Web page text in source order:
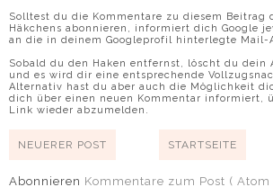
Solltest du die Kommentare zu diesem Beitrag
Häkchens abonnieren, informiert dich Google
an die in deinem Googleprofil hinterlegte Mail-
Sobald du den Haken entfernst, löscht du dein
und es wird dir eine entsprechende
Alternativ hast du aber auch die Möglichkeit
dich über einen neuen Kommentar informiert,
Link wieder abzumelden.
NEUERER POST STARTSEITE
Abonnieren Kommentare zum Post ( Atom